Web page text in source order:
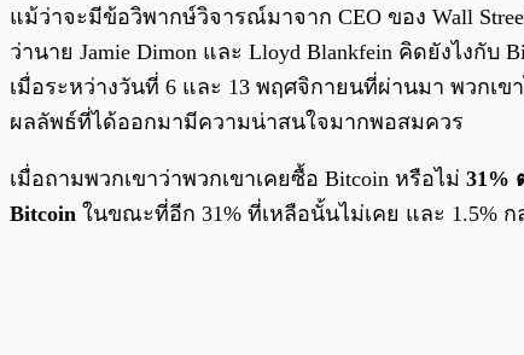
แม้ว่าจะมีข้อวิพากษ์วิจารณ์มาจาก CEO ของ Wall
ว่านาย Jamie Dimon และ Lloyd Blankfein คิดยังไงกั
เมื่อระหว่างวันที่ 6 และ 13 พฤศจิกายนที่ผ่านมา พวกเ
ผลลัพธ์ที่ได้ออกมามีความน่าสนใจมากพอสมควร
เมื่อถามพวกเขาว่าพวกเขาเคยซื้อ Bitcoin หรือไม่ 31%
Bitcoin ในขณะที่อีก 31% ที่เหลือนั้นไม่เคย และ 1.5%